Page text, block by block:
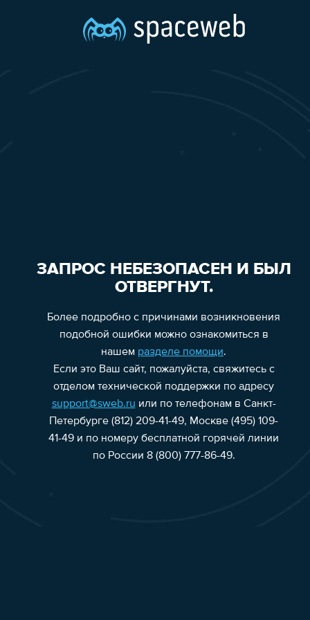
ЗАПРОС НЕБЕЗОПАСЕН И БЫЛ
ОТВЕРГНУТ.
Более подробно с причинами возникновения
подобной ошибки можно ознакомиться в
нашем разделе помощи.
Если это Ваш сайт, пожалуйста, свяжитесь с
отделом технической поддержки по адресу
support@sweb.ru или по телефонам в Санкт-
Петербурге (812) 209-41-49, Москве (495) 109-
41-49 и по номеру бесплатной горячей линии
по России 8 (800) 777-86-49.